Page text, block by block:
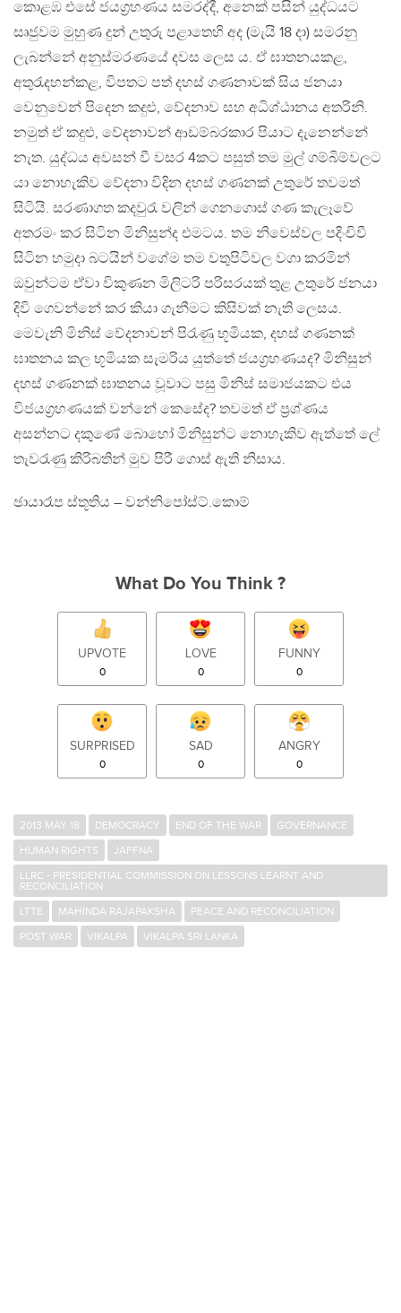
කොළඹ එසේ ජයග්‍රහණය සමරද්දී, අනෙක් පසින් යුද්ධයට
සෘජුවම මුහුණ දුන් උතුරු පළාතෙහි අද (මැයි 18 දා) සමරනු
ලැබන්නේ අනුස්මරණයේ දවස ලෙස ය. ඒ ඝාතනයකළ,
අතුරැදහන්කළ, විපතට පත් දහස් ගණනාවක් සිය ජනයා
වෙනුවෙන් පිදෙන කදුළු, වේදනාව සහ අධිශ්ඨානය අතරිනි.
නමුත් ඒ කදුළු, වේදනාවන් ආඩම්බරකාර පියාට දැනෙන්නේ
නැත. යුද්ධය අවසන් වී වසර 4කට පසුත් තම මුල් ගම්බිම්වලට
යා නොහැකිව වේදනා විදින දහස් ගණනක් උතුරේ තවමත්
සිටියි. සරණාගත කදවුරැ වලින් ගෙනගොස් ගණ කැලෑවේ
අතරමං කර සිටින මිනිසුන්ද එමටය. තම නිවෙස්වල පදිංචිවී
සිටින හමුදා බටයින් වගේම තම වතුපිටිවල වගා කරමින්
ඔවුන්ටම ඒවා විකුණන මිලිටරි පරිසරයක් තුළ උතුරේ ජනයා
දිවි ගෙවන්නේ කර කියා ගැනීමට කිසිවක් නැති ලෙසය.
මෙවැනි මිනිස් වේදනාවන් පිරැණු භූමියක, දහස් ගණනක්
ඝාතනය කල භූමියක සැමරිය යුත්තේ ජයග්‍රහණයද? මිනිසුන්
දහස් ගණනක් ඝාතනය වූවාට පසු මිනිස් සමාජයකට එය
විජයග්‍රහණයක් වන්නේ කෙසේද? තවමත් ඒ ප්‍රශ්ණය
අසන්නට දකුණේ බොහෝ මිනිසුන්ට නොහැකිව ඇත්තේ ලේ
තැවරැණු කිරිබතින් මුව පිරී ගොස් ඇති නිසාය.
ඡායාරෑප ස්තූතිය – වන්නිපෝස්ට්.කොම්
What Do You Think ?
UPVOTE
0
LOVE
0
FUNNY
0
SURPRISED
0
SAD
0
ANGRY
0
2013 MAY 18 DEMOCRACY END OF THE WAR
GOVERNANCE
HUMAN RIGHTS
JAFFNA
LLRC - PRESIDENTIAL COMMISSION ON LESSONS LEARNT AND
RECONCILIATION
LTTE
MAHINDA RAJAPAKSHA
PEACE AND RECONCILIATION
POST WAR
VIKALPA VIKALPA SRI LANKA